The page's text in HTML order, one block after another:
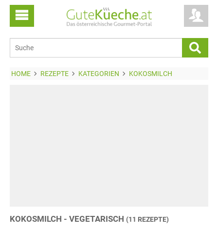
HOME REZEPTE KATEGORIEN KOKOSMILCH
KOKOSMILCH - VEGETARISCH (11 REZEPTE)